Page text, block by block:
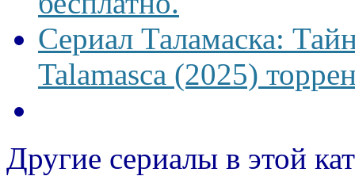
Сериал Таламаска:
Talamasca (2025)
Другие сериалы в этой